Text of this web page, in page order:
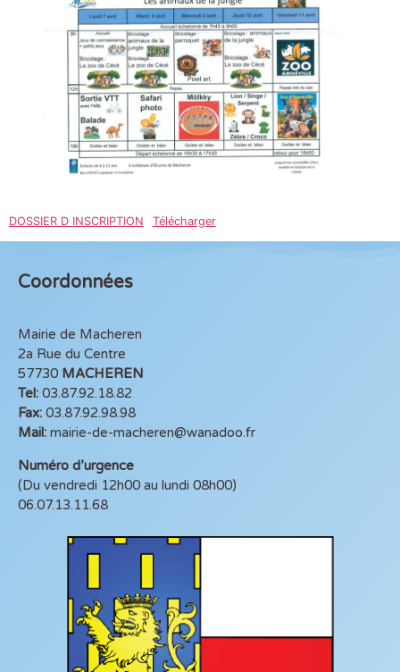
DOSSIER D INSCRIPTION Télécharger
Coordonnées
Mairie de Macheren
2a Rue du Centre
57730 MACHEREN
Tel: 03.87.92.18.82
Fax: 03.87.92.98.98
Mail: mairie-de-macheren@wanadoo.fr
Numéro d’urgence
(Du vendredi 12h00 au lundi 08h00)
06.07.13.11.68